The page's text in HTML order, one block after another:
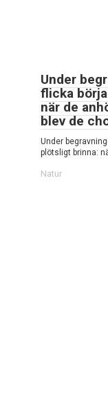
Under
flicka
när de
blev de
Under
plötsligt brinna:
Natur